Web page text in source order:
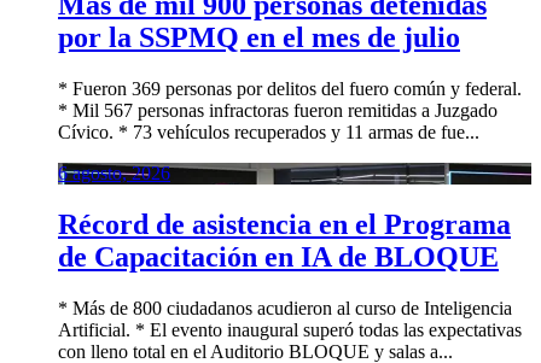
por la SSPMQ en el mes de julio
* Fueron 369 personas por delitos del fuero común y federal.
* Mil 567 personas infractoras fueron remitidas a Juzgado
Cívico. * 73 vehículos recuperados y 11 armas de fue...
6 agosto, 2026
Récord de asistencia en el Programa
de Capacitación en IA de BLOQUE
* Más de 800 ciudadanos acudieron al curso de Inteligencia
Artificial. * El evento inaugural superó todas las expectativas
con lleno total en el Auditorio BLOQUE y salas a...